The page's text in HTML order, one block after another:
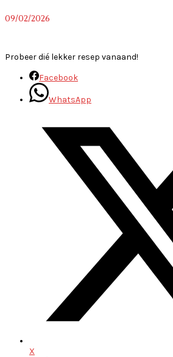
09/02/2026
Probeer dié lekker resep vanaand!
Facebook
WhatsApp
X